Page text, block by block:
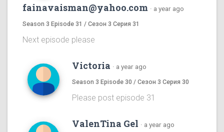
fainavaisman@yahoo.com · a year ago
Season 3 Episode 31 / Сезон 3 Серия 31
Next episode please
Victoria · a year ago
Season 3 Episode 30 / Сезон 3 Серия 30
Please post episode 31
ValenTina Gel · a year ago